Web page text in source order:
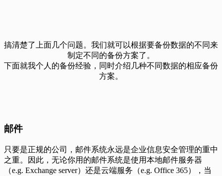
搞清楚了上面几个问题。我们就可以根据要备份数据的不同来
制定不同的备份方案了。
下面就我个人的备份经验，同时介绍几种不同数据的相应备份
方案。
邮件
只要是正规的公司，邮件系统永远是企业信息安全管理的重中
之重。因此，无论你用的邮件系统是使用本地邮件服务器
（e.g. Exchange server）还是云端服务（e.g. Office 365），当